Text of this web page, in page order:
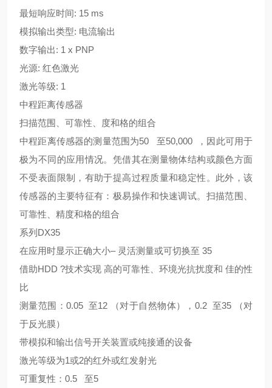
最短响应时间: 15 ms
模拟输出类型: 电流输出
数字输出: 1 x PNP
光源: 红色激光
激光等级: 1
中程距离传感器
扫描范围、可靠性、度和格的组合
中程距离传感器的测量范围为50 至50,000 ，因此可用于
极为不同的应用情况。凭借其在测量物体结构或颜色方面
不受表面限制，有助于提高过程质量和稳定性。此外，该
传感器的主要特征有：极易操作和快速调试。扫描范围、
可靠性、精度和格的组合
系列DX35
在应用时显示正确大小– 灵活测量或可切换至 35
借助HDD ?技术实现 高的可靠性、环境光抗扰度和 佳的性
比
测量范围：0.05 至12 （对于自然物体），0.2 至35 （对
于反光膜）
带模拟和输出信号开关装置或纯接通的设备
激光等级为1或2的红外或红发射光
可重复性：0.5 至5